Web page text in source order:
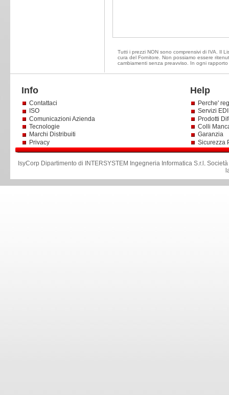
Tutti i prezzi NON sono comprensivi di IVA. Il
cura del Fornitore. Non possiamo essere
cambiamenti senza preavviso. In ogni
Info Help
Contattaci
ISO
Comunicazioni Azienda
Tecnologie
Marchi Distribuiti
Privacy
Perche'
Servizi
Prodotti
Colli
Garanzia
Sicurezza
IsyCorp Dipartimento di INTERSYSTEM Ingegneria Informatica S.r.l .